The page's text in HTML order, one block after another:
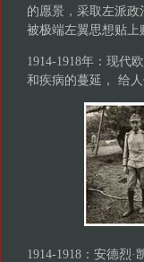
的愿景，采取左派
被极端左翼思想贴上
1914-1918年：现代
和疾病的蔓延， 给
1914-1918：安德烈